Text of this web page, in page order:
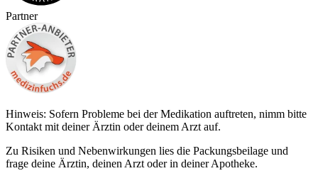
Partner
Hinweis: Sofern Probleme bei der Medikation auftreten, nimm bitte
Kontakt mit deiner Ärztin oder deinem Arzt auf.
Zu Risiken und Nebenwirkungen lies die Packungsbeilage und
frage deine Ärztin, deinen Arzt oder in deiner Apotheke.